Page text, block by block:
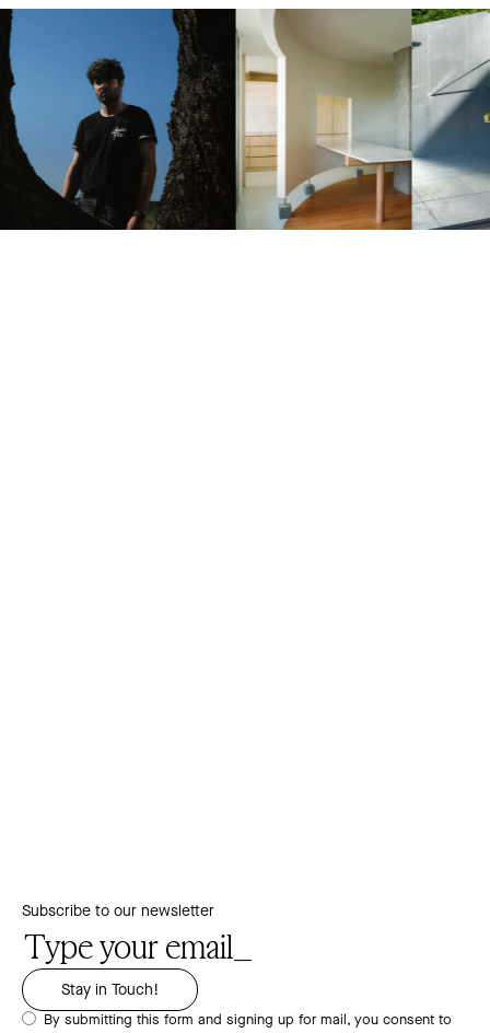
Subscribe to our newsletter
By submitting this form and signing up for mail, you consent to